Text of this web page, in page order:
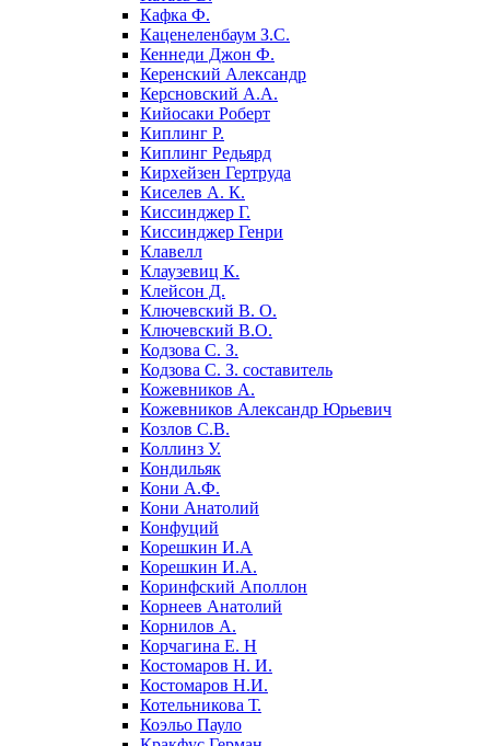
Кафка Ф.
Каценеленбаум З.С.
Кеннеди Джон Ф.
Керенский Александр
Керсновский А.А.
Кийосаки Роберт
Киплинг Р.
Киплинг Редьярд
Кирхейзен Гертруда
Киселев А. К.
Киссинджер Г.
Киссинджер Генри
Клавелл
Клаузевиц К.
Клейсон Д.
Ключевский В. О.
Ключевский В.О.
Кодзова С. З.
Кодзова С. З. составитель
Кожевников А.
Кожевников Александр Юрьевич
Козлов С.В.
Коллинз У.
Кондильяк
Кони А.Ф.
Кони Анатолий
Конфуций
Корешкин И.А
Корешкин И.А.
Коринфский Аполлон
Корнеев Анатолий
Корнилов А.
Корчагина Е. Н
Костомаров Н. И.
Костомаров Н.И.
Котельникова Т.
Коэльо Пауло